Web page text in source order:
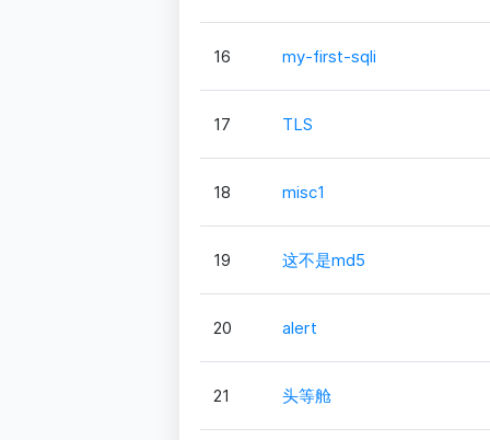
16 my-first-sqli
17 TLS
18 misc1
19 这不是md5
20 alert
21 头等舱